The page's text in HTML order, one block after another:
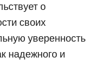
о
своих
уверенность
надежного и